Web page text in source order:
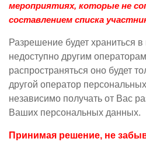
мероприятиях, которые не
составлением списка
Разрешение будет храниться
недоступно другим
распространяться оно будет
другой оператор
независимо получать от Вас
Ваших персональных данных.
Принимая решение, не